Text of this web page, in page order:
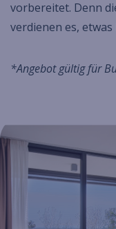
vorbereitet. Denn
verdienen es,
*Angebot gültig für